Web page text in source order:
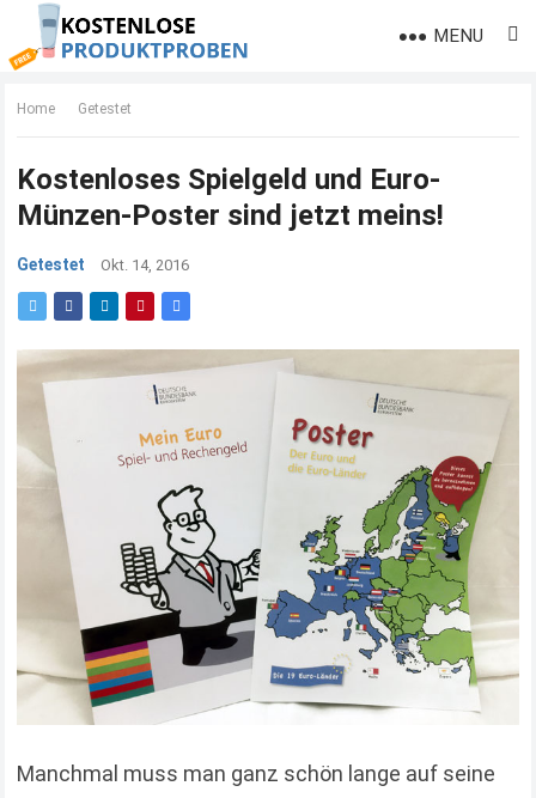
MENU
Home Getestet
Kostenloses Spielgeld und Euro-
Münzen-Poster sind jetzt meins!
Getestet Okt. 14, 2016
Manchmal muss man ganz schön lange auf seine